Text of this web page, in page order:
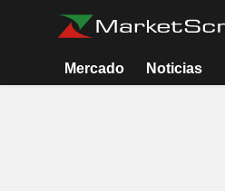
Mercado Noticias